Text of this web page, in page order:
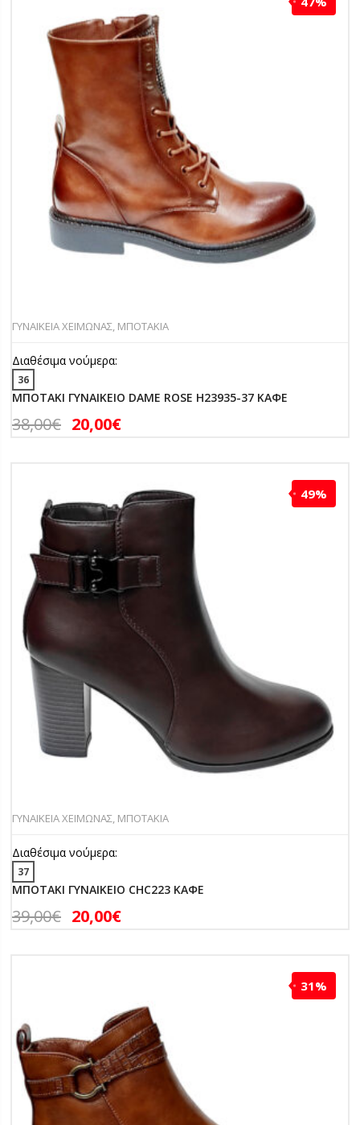
ΓΥΝΑΙΚΕΙΑ ΧΕΙΜΩΝΑΣ, ΜΠΟΤΑΚΙΑ
Διαθέσιμα νούμερα:
36
ΜΠΟΤΑΚΙ ΓΥΝΑΙΚΕΙΟ DAME ROSE H23935-37 ΚΑΦΕ
38,00€ 20,00€
49%
ΓΥΝΑΙΚΕΙΑ ΧΕΙΜΩΝΑΣ, ΜΠΟΤΑΚΙΑ
Διαθέσιμα νούμερα:
37
ΜΠΟΤΑΚΙ ΓΥΝΑΙΚΕΙΟ CHC223 ΚΑΦΕ
39,00€ 20,00€
31%